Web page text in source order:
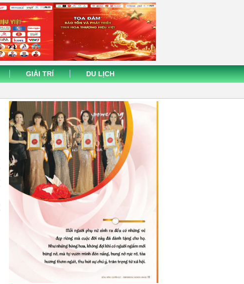
GIẢI TRÍ DU LỊCH